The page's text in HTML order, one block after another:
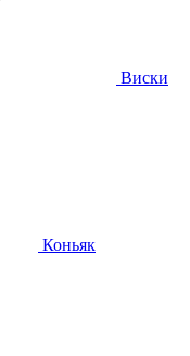
Виски
Коньяк